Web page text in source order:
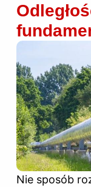
Nie sposób